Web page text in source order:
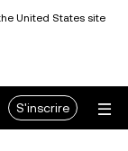
United States site
S'inscrire